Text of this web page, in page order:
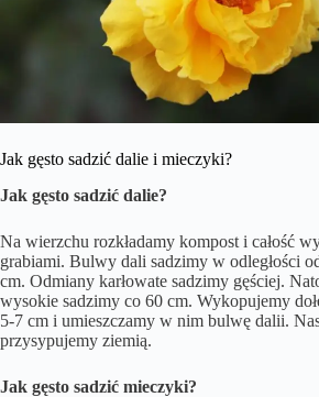
Jak gęsto sadzić dalie i mieczyki?
Jak gęsto sadzić dalie?
Na wierzchu rozkładamy kompost i całość
grabiami. Bulwy dali sadzimy w odległości
cm. Odmiany karłowate sadzimy gęściej.
wysokie sadzimy co 60 cm. Wykopujemy
5-7 cm i umieszczamy w nim bulwę dalii.
przysypujemy ziemią.
Jak gęsto sadzić mieczyki?